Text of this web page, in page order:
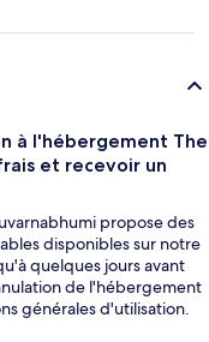
à l'hébergement The
et recevoir un
propose des
disponibles sur notre
quelques jours avant
de l'hébergement
générales d'utilisation.